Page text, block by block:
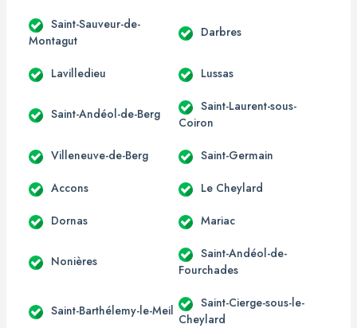
Saint-Sauveur-de-
Montagut
Darbres
Lavilledieu Lussas
Saint-Andéol-de-Berg
Saint-Laurent-sous-
Coiron
Villeneuve-de-Berg Saint-Germain
Accons Le Cheylard
Dornas Mariac
Nonières
Saint-Andéol-de-
Fourchades
Saint-Barthélemy-le-Meil
Saint-Cierge-sous-le-
Cheylard